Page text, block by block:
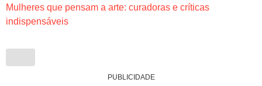
Mulheres que pensam a arte: curadoras e críticas
indispensáveis
PUBLICIDADE